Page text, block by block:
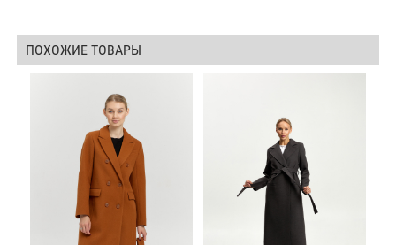
ПОХОЖИЕ ТОВАРЫ